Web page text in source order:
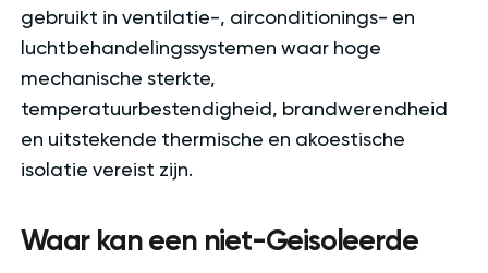
gebruikt in ventilatie-, airconditionings- en
luchtbehandelingssystemen waar hoge
mechanische sterkte,
temperatuurbestendigheid, brandwerendheid
en uitstekende thermische en akoestische
isolatie vereist zijn.
Waar kan een niet-Geisoleerde